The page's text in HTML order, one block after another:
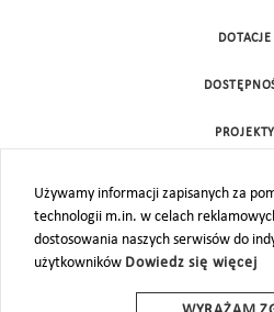
Używamy informacji zapisanych za
technologii m.in. w celach
dostosowania naszych serwisów do
użytkowników Dowiedz się więcej
DOTACJE
PROJEKTY
MAPA